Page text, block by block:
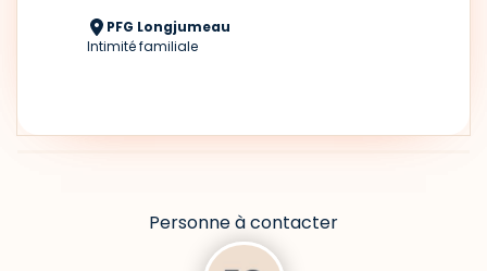
PFG Longjumeau
Intimité familiale
Personne à contacter